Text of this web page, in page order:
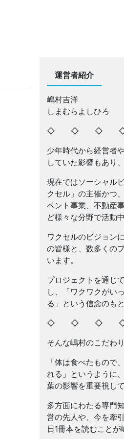
運営者紹介
嶋村吉洋
しまむらよしひろ
◇ ◇ ◇
少年時代から経営者
していた影響もあり
現在ではソーシャル
クセル」の主催かつ
ベント事業、不動産
ど様々な分野で活動中
ワクセルのビジョン
の皆様と、数多くの
います。
プロジェクトを通じ
し、「ワクワクがい
る」という信念のも
◇ ◇ ◇
そんな嶋村のこだわ
「体は食べたもので
れる」というように
葉の影響を重要視して
多方面にわたる専門
営の先人や、今を牽
日1冊本を読むことが